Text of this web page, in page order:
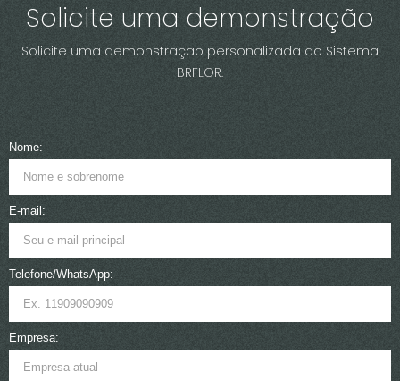
Solicite uma demonstração
Solicite uma demonstração personalizada do Sistema
BRFLOR.
Nome:
E-mail:
Telefone/WhatsApp:
Empresa: